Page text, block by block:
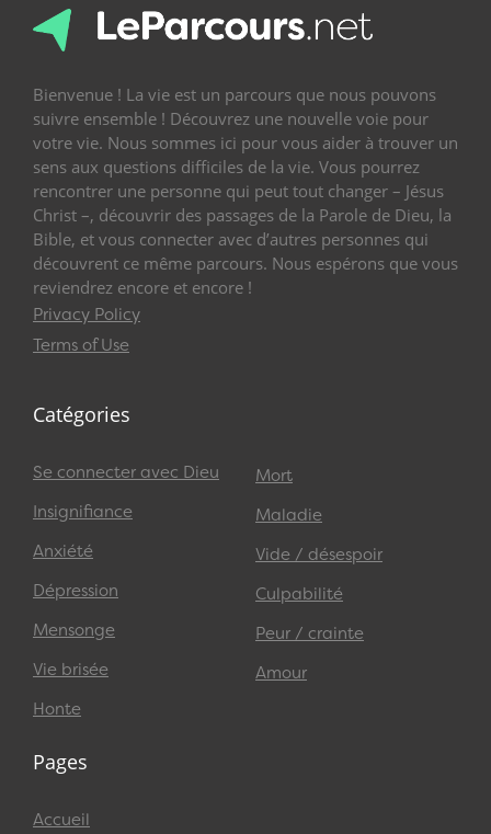
Bienvenue ! La vie est un parcours que nous pouvons
suivre ensemble ! Découvrez une nouvelle voie pour
votre vie. Nous sommes ici pour vous aider à trouver un
sens aux questions difficiles de la vie. Vous pourrez
rencontrer une personne qui peut tout changer – Jésus
Christ –, découvrir des passages de la Parole de Dieu, la
Bible, et vous connecter avec d’autres personnes qui
découvrent ce même parcours. Nous espérons que vous
reviendrez encore et encore !
Privacy Policy
Terms of Use
Catégories
Se connecter avec Dieu
Insignifiance
Anxiété
Dépression
Mensonge
Vie brisée
Honte
Mort
Maladie
Vide / désespoir
Culpabilité
Peur / crainte
Amour
Pages
Accueil